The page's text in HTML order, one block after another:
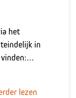
het
in
vinden:…
lezen